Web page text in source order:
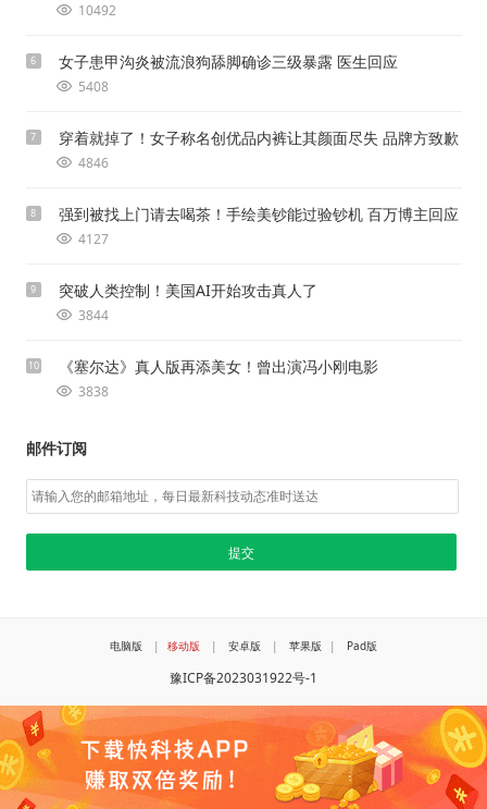
10492
6 女子患甲沟炎被流浪狗舔脚确诊三级暴露 医生回应
5408
7 穿着就掉了！女子称名创优品内裤让其颜面尽失 品牌方致歉
4846
8 强到被找上门请去喝茶！手绘美钞能过验钞机 百万博主回应
4127
9 突破人类控制！美国AI开始攻击真人了
3844
10 《塞尔达》真人版再添美女！曾出演冯小刚电影
3838
邮件订阅
电脑版 | 移动版 | 安卓版 | 苹果版 | Pad版
豫ICP备2023031922号-1